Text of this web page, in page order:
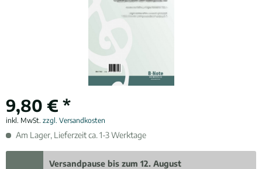
9,80 € *
inkl. MwSt. zzgl. Versandkosten
Am Lager, Lieferzeit ca. 1-3 Werktage
Versandpause bis zum 12. August